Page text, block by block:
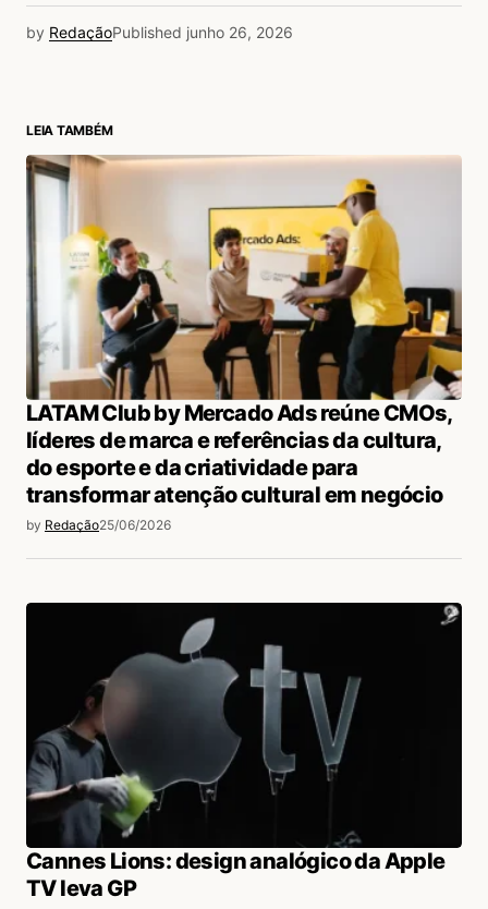
by RedaçãoPublished junho 26, 2026
LEIA TAMBÉM
LATAM Club by Mercado Ads reúne CMOs,
líderes de marca e referências da cultura,
do esporte e da criatividade para
transformar atenção cultural em negócio
by Redação25/06/2026
Cannes Lions: design analógico da Apple
TV leva GP